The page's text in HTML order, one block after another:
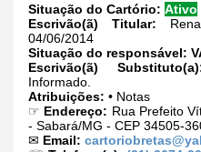
Situação do Cartório: Ativo
Escrivão(ã) Titular:
04/06/2014
Situação do responsável:
Escrivão(ã)
Informado.
Atribuições: • Notas
☞ Endereço: Rua Prefeito
- Sabará/MG - CEP 34505-
✉ Email: